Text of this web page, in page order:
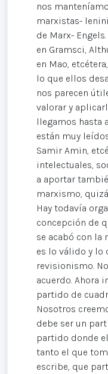
nos
marxistas-
de Marx-
en Gramsci,
en Mao,
lo que ellos
nos parecen
valorar y
llegamos hasta
están muy
Samir Amin,
intelectuales,
a aportar
marxismo,
Hay todavía
concepción de
se acabó con la
es lo válido y lo
revisionismo.
acuerdo. Ahora
partido de
Nosotros
debe ser un
partido donde
tanto el que
escribe, que